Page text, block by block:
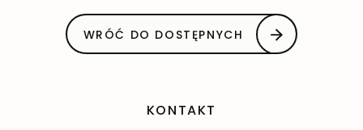
WRÓĆ DO DOSTĘPNYCH
KONTAKT